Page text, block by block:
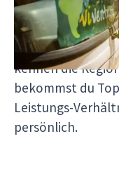
Profis vor Ort.
sprechen
kennen die
bekommst du
Leistungs-
persönlich.